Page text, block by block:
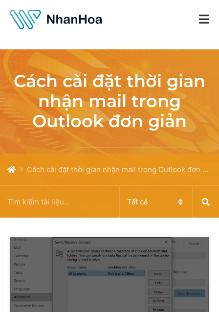
Cách cài đặt thời gian
nhận mail trong
Outlook đơn giản
Cách cài đặt thời gian nhận mail trong Outlook đơn giản